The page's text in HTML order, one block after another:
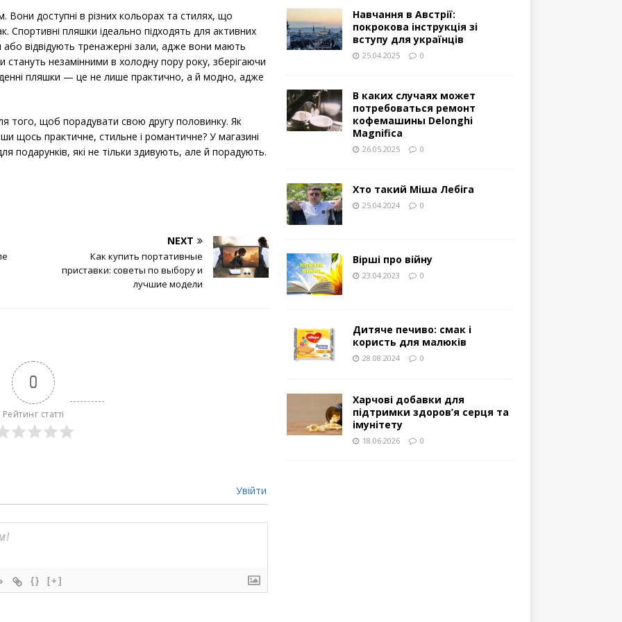
доступні в різних кольорах та стилях, що
Спортивні пляшки ідеально підходять для активних
відвідують тренажерні зали, адже вони мають
незамінними в холодну пору року, зберігаючи
пляшки — це не лише практично, а й модно, адже
того, щоб порадувати свою другу половинку. Як
щось практичне, стильне і романтичне? У магазині
подарунків, які не тільки здивують, але й порадують.
NEXT
Как купить портативные
приставки: советы по выбору и
лучшие модели
0
Рейтинг статті
Увійти
{} [+]
Навчання в Австрії:
покрокова інструкція зі
вступу для українців
25.04.2025 0
В каких случаях может
потребоваться ремонт
кофемашины Delonghi
Magnifica
26.05.2025 0
Хто такий Міша Лебіга
25.04.2024 0
Вірші про війну
23.04.2023 0
Дитяче печиво: смак і
користь для малюків
28.08.2024 0
Харчові добавки для
підтримки здоров’я серця та
імунітету
18.06.2026 0